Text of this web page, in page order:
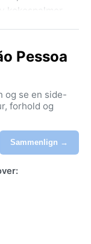
kokospalmer
himmel.
noe som
hele året.
rundt 27 °C.
preges av
på
er
uansett
en
høy faktor,
nyttige
Pessoa
og se en side-
forhold og
Sammenlign →